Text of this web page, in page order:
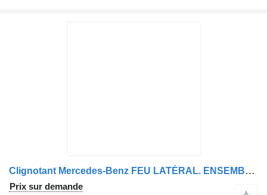
Clignotant Mercedes-Benz FEU LATÉRAL. ENSEMBLE. ECE. GAUCHE MS130383 - PIÈCE DE RECHANGE A9738200321 pour camion
Prix sur demande